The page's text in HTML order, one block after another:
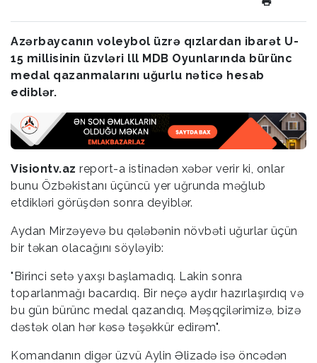
Azərbaycanın voleybol üzrə qızlardan ibarət U-
15 millisinin üzvləri lll MDB Oyunlarında bürünc
medal qazanmalarını uğurlu nəticə hesab
ediblər.
Visiontv.az report-a istinadən xəbər verir ki, onlar
bunu Özbəkistanı üçüncü yer uğrunda məğlub
etdikləri görüşdən sonra deyiblər.
Aydan Mirzəyevə bu qələbənin növbəti uğurlar üçün
bir təkan olacağını söyləyib:
"Birinci setə yaxşı başlamadıq. Lakin sonra
toparlanmağı bacardıq. Bir neçə aydır hazırlaşırdıq və
bu gün bürünc medal qazandıq. Məşqçilərimizə, bizə
dəstək olan hər kəsə təşəkkür edirəm".
Komandanın digər üzvü Aylin Əlizadə isə öncədən